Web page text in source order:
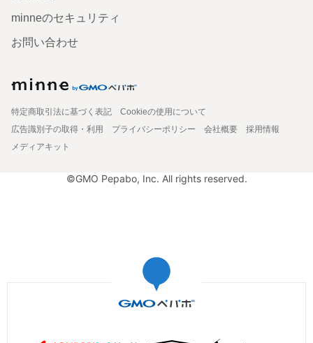
minneのセキュリティ
お問い合わせ
特定商取引法に基づく表記
Cookieの使用について
広告識別子の取得・利用
プライバシーポリシー 会社概要
採用情報
メディアキット
©GMO Pepabo, Inc. All rights reserved.